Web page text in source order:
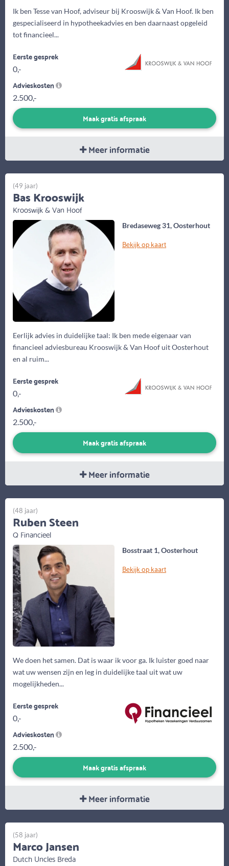
Ik ben Tesse van Hoof, adviseur bij Krooswijk & Van Hoof. Ik ben
gespecialiseerd in hypotheekadvies en ben daarnaast opgeleid
tot financieel...
Eerste gesprek
0,-
Advieskosten
2.500,-
Maak gratis afspraak
Meer informatie
Bredaseweg 31, Oosterhout
Bekijk op kaart
Eerlijk advies in duidelijke taal: Ik ben mede eigenaar van
financieel adviesbureau Krooswijk & Van Hoof uit Oosterhout
en al ruim...
(49 jaar)
Bas Krooswijk
Krooswijk & Van Hoof
Eerste gesprek
0,-
Advieskosten
2.500,-
Maak gratis afspraak
Meer informatie
Bosstraat 1, Oosterhout
Bekijk op kaart
We doen het samen. Dat is waar ik voor ga. Ik luister goed naar
wat uw wensen zijn en leg in duidelijke taal uit wat uw
mogelijkheden...
(48 jaar)
Ruben Steen
Q Financieel
Eerste gesprek
0,-
Advieskosten
2.500,-
Maak gratis afspraak
Meer informatie
(58 jaar)
Marco Jansen
Dutch Uncles Breda